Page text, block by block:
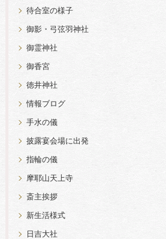
待合室の様子
御影・弓弦羽神社
御霊神社
御香宮
徳井神社
情報ブログ
手水の儀
披露宴会場に出発
指輪の儀
摩耶山天上寺
斎主挨拶
新生活様式
日吉大社